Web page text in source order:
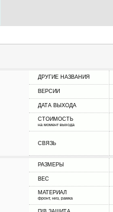
ДРУГИЕ НАЗВАНИЯ
ВЕРСИИ
ДАТА ВЫХОДА
СТОИМОСТЬ
на момент выхода
СВЯЗЬ
РАЗМЕРЫ
ВЕС
МАТЕРИАЛ
фронт, низ, рамка